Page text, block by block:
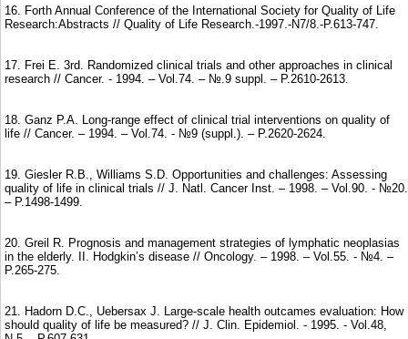
16. Forth Annual Conference of the International Society for Quality of Life
Research:Abstracts // Quality of Life Research.-1997.-N7/8.-P.613-747.
17. Frei E. 3rd. Randomized clinical trials and other approaches in clinical
research // Cancer. - 1994. – Vol.74. – №.9 suppl. – P.2610-2613.
18. Ganz P.A. Long-range effect of clinical trial interventions on quality of
life // Cancer. – 1994. – Vol.74. - №9 (suppl.). – P.2620-2624.
19. Giesler R.B., Williams S.D. Opportunities and challenges: Assessing
quality of life in clinical trials // J. Natl. Cancer Inst. – 1998. – Vol.90. - №20.
– P.1498-1499.
20. Greil R. Prognosis and management strategies of lymphatic neoplasias
in the elderly. II. Hodgkin’s disease // Oncology. – 1998. – Vol.55. - №4. –
P.265-275.
21. Hadorn D.C., Uebersax J. Large-scale health outcames evaluation: How
should quality of life be measured? // J. Clin. Epidemiol. - 1995. - Vol.48,